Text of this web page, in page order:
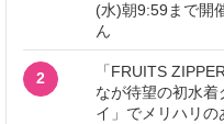
(水)朝9:59まで開
ん
2
「FRUITS
なが待望の初水
イ」でメリハリ